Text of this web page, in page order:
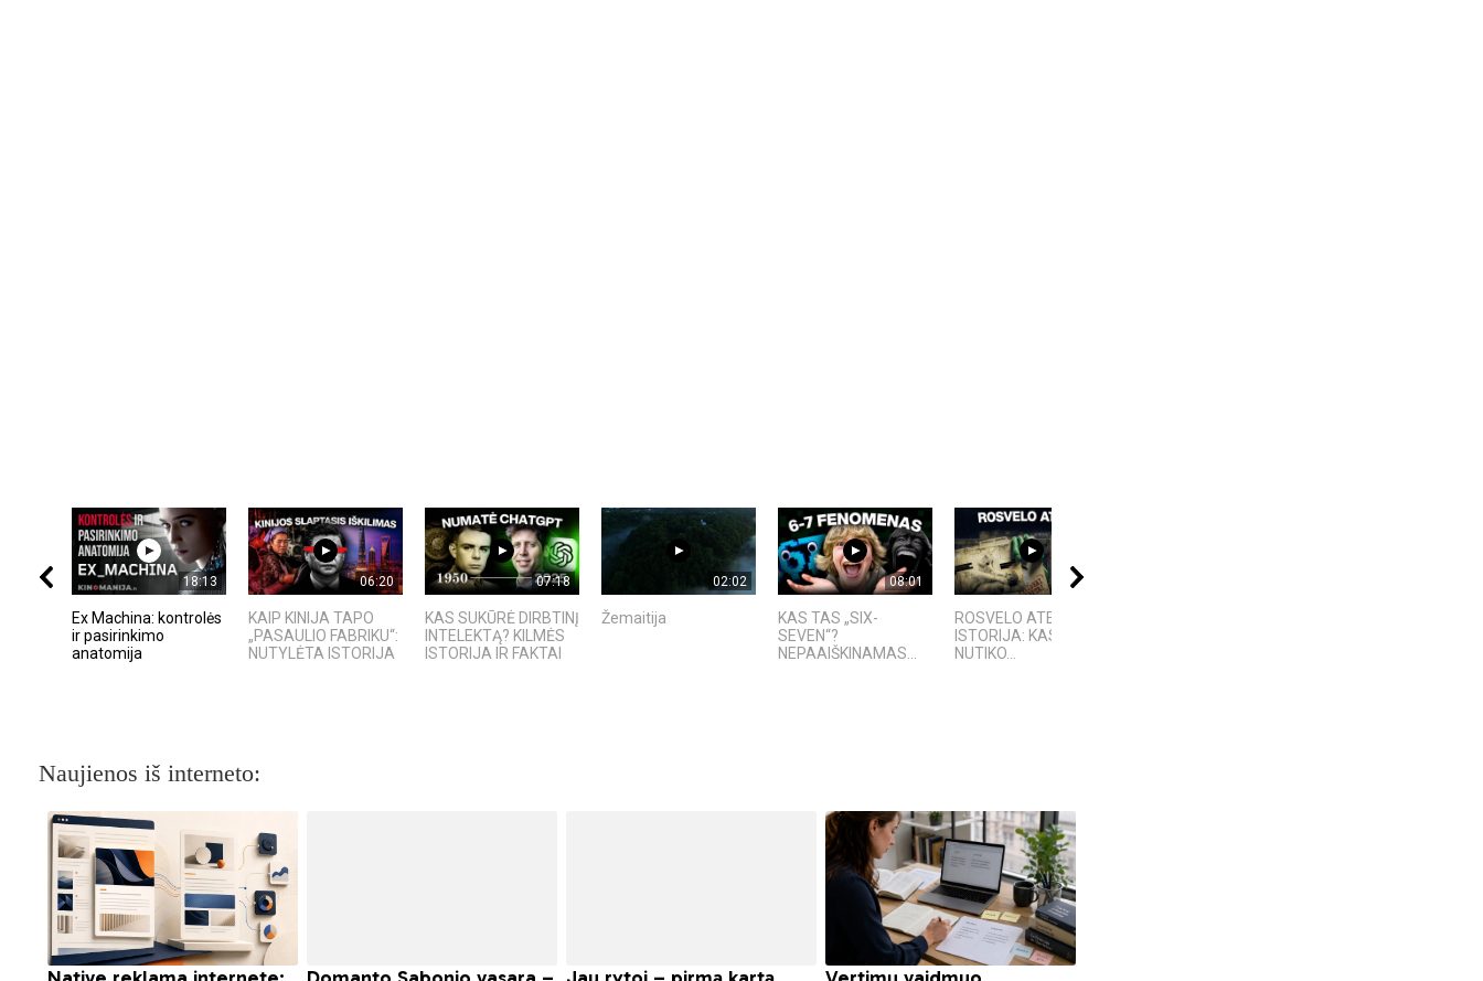
18:13
Ex Machina: kontrolės
ir pasirinkimo
anatomija
06:20
KAIP KINIJA TAPO
„PASAULIO FABRIKU“:
NUTYLĖTA ISTORIJA
07:18
KAS SUKŪRĖ DIRBTINĮ
INTELEKTĄ? KILMĖS
ISTORIJA IR FAKTAI
02:02
Žemaitija
08:01
KAS TAS „SIX-
SEVEN“?
NEPAAIŠKINAMAS...
08:03
ROSVELO ATEIVIO
ISTORIJA: KAS
NUTIKO...
Naujienos iš interneto: